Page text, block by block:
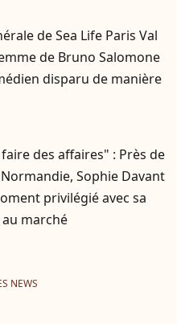
de Sea Life Paris Val
de Bruno Salomone
disparu de manière
des affaires" : Près de
Sophie Davant
privilégié avec sa
marché
NEWS